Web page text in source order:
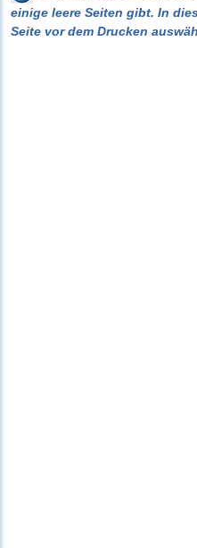
einige leere Seiten gibt. In
Seite vor dem Drucken